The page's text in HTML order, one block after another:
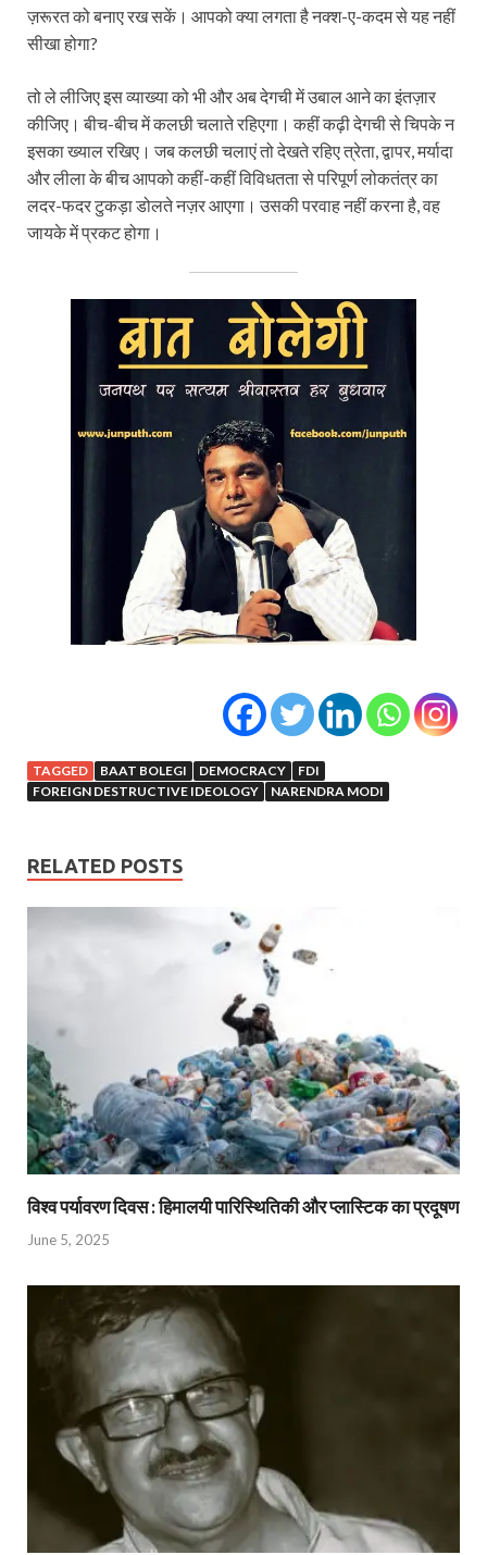
ज़रूरत को बनाए रख सकें। आपको क्या लगता है नक्श-ए-कदम से यह नहीं
सीखा होगा?
तो ले लीजिए इस व्याख्या को भी और अब देगची में उबाल आने का इंतज़ार
कीजिए। बीच-बीच में कलछी चलाते रहिएगा। कहीं कढ़ी देगची से चिपके न
इसका ख्याल रखिए। जब कलछी चलाएं तो देखते रहिए त्रेता, द्वापर, मर्यादा
और लीला के बीच आपको कहीं-कहीं विविधतता से परिपूर्ण लोकतंत्र का
लदर-फदर टुकड़ा डोलते नज़र आएगा। उसकी परवाह नहीं करना है, वह
जायके में प्रकट होगा।
TAGGED BAAT BOLEGI DEMOCRACY
FDI
FOREIGN DESTRUCTIVE IDEOLOGY
NARENDRA MODI
RELATED POSTS
विश्व पर्यावरण दिवस : हिमालयी पारिस्थितिकी और प्लास्टिक का प्रदूषण
June 5, 2025